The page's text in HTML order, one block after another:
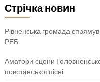
Стрічка новин
Рівненська громада
РЕБ
Аматори сцени
повстанської пісні